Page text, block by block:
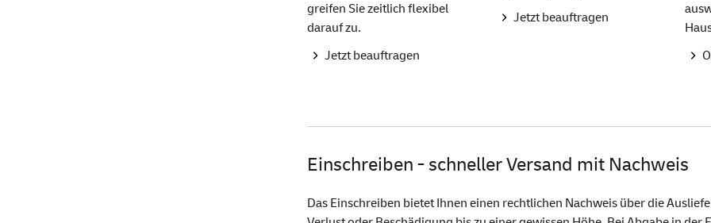
greifen Sie zeitlich flexibel
darauf zu.
Jetzt beauftragen
Jetzt beauftragen
Einschreiben - schneller Versand mit Nachweis
Das Einschreiben bietet Ihnen einen rechtlichen Nachweis über die